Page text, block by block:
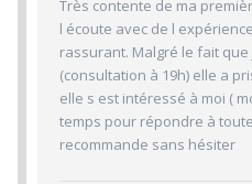
4/10 Ponctualité/Temps
5/10 Desserte par les
5/10 Stationnements
Très contente de ma
l écoute avec de l
rassurant. Malgré le fait
(consultation à 19h) elle a
elle s est intéressé à moi (
temps pour répondre à
recommande sans hésiter